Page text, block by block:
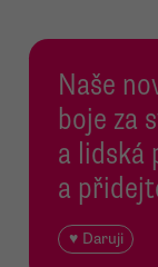
Naše
boje za
a lidská
a
♥ Daruji